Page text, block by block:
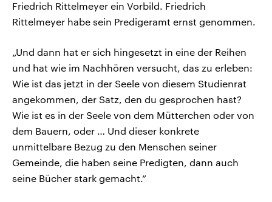
Friedrich Rittelmeyer ein Vorbild. Friedrich
Rittelmeyer habe sein Predigeramt ernst genommen.
„Und dann hat er sich hingesetzt in eine der Reihen
und hat wie im Nachhören versucht, das zu erleben:
Wie ist das jetzt in der Seele von diesem Studienrat
angekommen, der Satz, den du gesprochen hast?
Wie ist es in der Seele von dem Mütterchen oder von
dem Bauern, oder … Und dieser konkrete
unmittelbare Bezug zu den Menschen seiner
Gemeinde, die haben seine Predigten, dann auch
seine Bücher stark gemacht.“